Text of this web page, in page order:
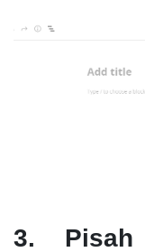
3. Pisah